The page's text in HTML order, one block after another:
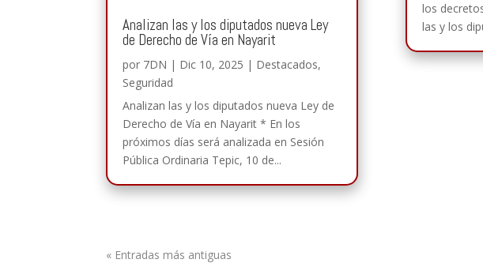
Analizan las y los diputados nueva Ley
de Derecho de Vía en Nayarit
por 7DN | Dic 10, 2025 | Destacados,
Seguridad
Analizan las y los diputados nueva Ley de
Derecho de Vía en Nayarit * En los
próximos días será analizada en Sesión
Pública Ordinaria Tepic, 10 de...
los
las y los
« Entradas más antiguas